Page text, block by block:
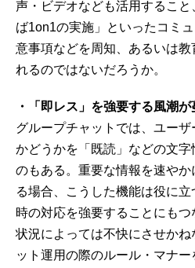
声・ビデオなども活用するこ
ば1on1の実施」といったコミ
意事項などを周知、あるいは
れるのではないだろうか。
・「即レス」を強要する風潮
グループチャットでは、ユー
かどうかを「既読」などの文
のもある。重要な情報を速や
る場合、こうした機能は役に
時の対応を強要することにも
状況によっては不快にさせか
ット運用の際のルール・マナ